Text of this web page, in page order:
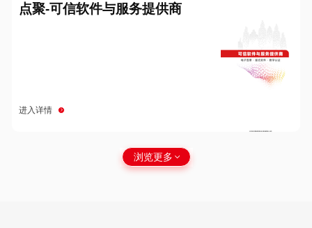
点聚-可信软件与服务提供商
进入详情
浏览更多